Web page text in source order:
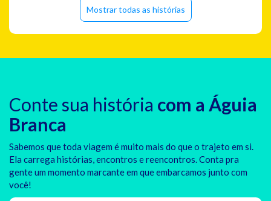
Mostrar todas as histórias
Conte sua história com a Águia
Branca
Sabemos que toda viagem é muito mais do que o trajeto em si.
Ela carrega histórias, encontros e reencontros. Conta pra
gente um momento marcante em que embarcamos junto com
você!